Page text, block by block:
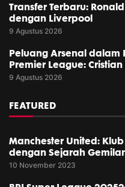
Transfer Terbaru:
dengan Liverpool
9 Agustus 2026
Peluang Arsenal dalam
Premier League:
9 Agustus 2026
FEATURED
Manchester United:
dengan Sejarah
10 November 2023